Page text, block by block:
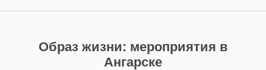
Образ жизни: мероприятия в
Ангарске